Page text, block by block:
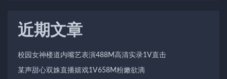
近期文章
校园女神楼道内嘴艺表演488M高清实录1V直击
某声甜心双姝直播嬉戏1V658M粉嫩欲滴